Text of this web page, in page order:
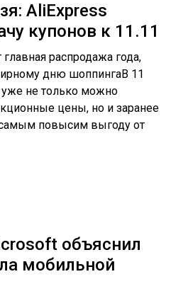
AliExpress
купонов к 11.11
распродажа года,
дню шоппингаВ 11
уже не только можно
цены, но и заранее
повысим выгоду от
объяснил
мобильной